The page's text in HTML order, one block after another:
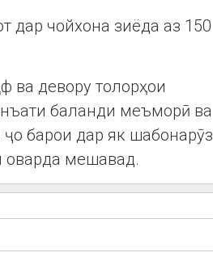
дар чойхона зиёда аз 150
ва девору толорҳои
баланди меъморӣ ва
барои дар як шабонарӯз
оварда мешавад.